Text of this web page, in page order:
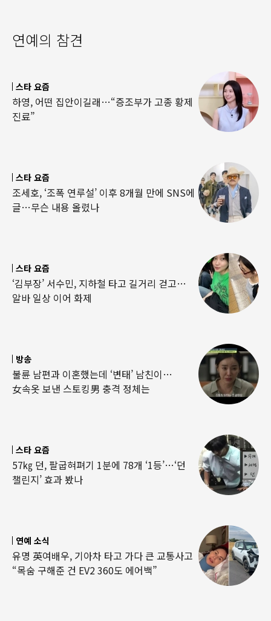
연예의 참견
스타 요즘
하영, 어떤 집안이길래…“증조부가 고종 황제
진료”
스타 요즘
조세호, ‘조폭 연루설’ 이후 8개월 만에 SNS에
글…무슨 내용 올렸나
스타 요즘
‘김부장’ 서수민, 지하철 타고 길거리 걷고…
알바 일상 이어 화제
방송
불륜 남편과 이혼했는데 ‘변태’ 남친이…
女속옷 보낸 스토킹男 충격 정체는
스타 요즘
57㎏ 던, 팔굽혀펴기 1분에 78개 ‘1등’…‘던
챌린지’ 효과 봤나
연예 소식
유명 英여배우, 기아차 타고 가다 큰 교통사고
“목숨 구해준 건 EV2 360도 에어백”